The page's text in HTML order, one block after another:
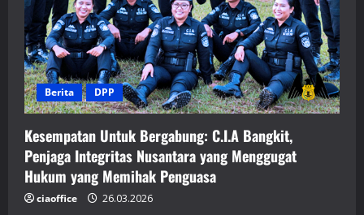
Berita DPP
Kesempatan Untuk Bergabung: C.I.A Bangkit,
Penjaga Integritas Nusantara yang Menggugat
Hukum yang Memihak Penguasa
ciaoffice 26.03.2026